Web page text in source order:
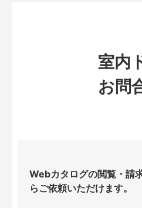
室内
お問
Webカタログの閲覧・請
らご依頼いただけます。